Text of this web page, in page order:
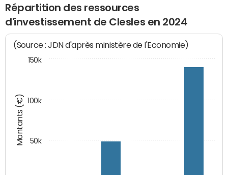
Répartition des ressources
d'investissement de Clesles en 2024
Montants (€)
(Source : JDN d'après ministère de l'Economie)
50k
100k
150k